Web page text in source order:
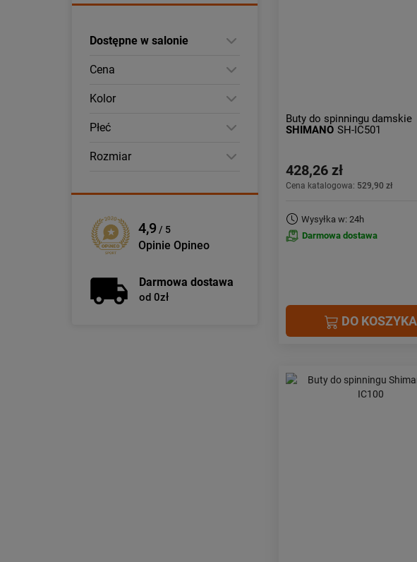
Dostępne w salonie
Cena
Kolor
Płeć
Rozmiar
4,9 / 5
Opinie Opineo
Darmowa dostawa
od 0zł
Buty do spinningu damskie
SHIMANO SH-IC501
428,26 zł
Cena katalogowa: 529,90 zł
Wysyłka w: 24h
Darmowa dostawa
DO KOSZYKA